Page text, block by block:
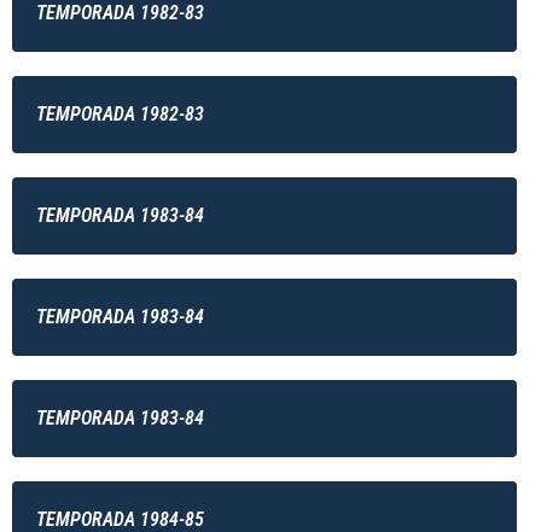
TEMPORADA 1982-83
TEMPORADA 1982-83
TEMPORADA 1983-84
TEMPORADA 1983-84
TEMPORADA 1983-84
TEMPORADA 1984-85